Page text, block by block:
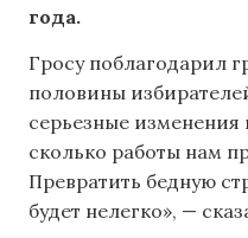
года.
Гросу поблагодарил
половины
серьезные
сколько работы нам
Превратить бедную
будет нелегко», —